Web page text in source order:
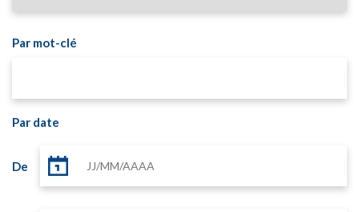
Par mot-clé
Par date
De